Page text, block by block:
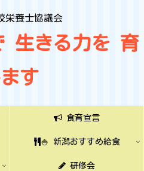
栄養士協議会
生きる力を 育
す
食育宣言
🍚 新潟おすすめ給食
研修会